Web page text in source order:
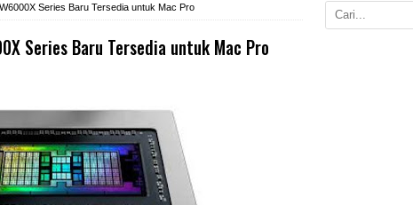
Series Baru Tersedia untuk Mac Pro
Series Baru Tersedia untuk Mac Pro